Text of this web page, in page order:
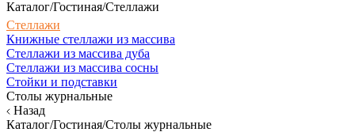
Каталог/Гостиная/Стеллажи
Стеллажи
Книжные стеллажи из массива
Стеллажи из массива дуба
Стеллажи из массива сосны
Стойки и подставки
Столы журнальные
Назад
Каталог/Гостиная/Столы журнальные